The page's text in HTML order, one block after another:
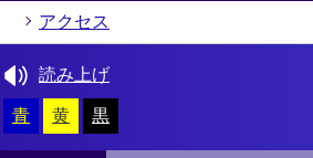
アクセス
読み上げ
青 黄 黒